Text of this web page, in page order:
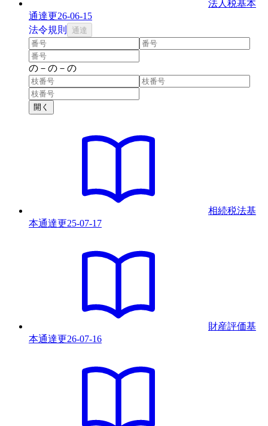
法人税基本
通達更26-06-15
法令規則 通達
の － の － の
開く
相続税法基
本通達更25-07-17
財産評価基
本通達更26-07-16